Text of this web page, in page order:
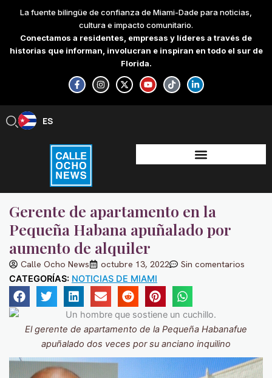
content
La fuente bilingüe de confianza de Miami-Dade para noticias,
cultura e impacto comunitario.
Conectamos a residentes, empresas y líderes a través de
historias que informan, involucran e inspiran en todo el sur de
Florida.
F
a
c
e
-
f
I
n
s
t
X
-
t
w
Y
o
u
t
T
i
k
t
L
i
n
k
-
i
n
ES
EN
Gerente de apartamento en la
Pequeña Habana apuñalado por
aumento de alquiler
Calle Ocho News octubre 13, 2022 Sin comentarios
CATEGORÍAS: NOTICIAS DE MIAMI
El gerente de apartamento de la Pequeña Habanafue
apuñalado dos veces por su anciano inquilino